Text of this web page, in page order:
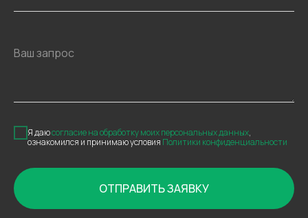
Ваш запрос
Я даюсогласие на обработку моих персональных данных,
ознакомился и принимаю условия Политики конфиденциальности
ОТПРАВИТЬ ЗАЯВКУ